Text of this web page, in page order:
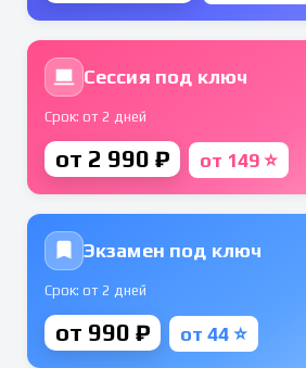
Сессия под ключ
Срок: от 2 дней
от 2 990 ₽ от 149 ⭐
Экзамен под ключ
Срок: от 2 дней
от 990 ₽ от 44 ⭐